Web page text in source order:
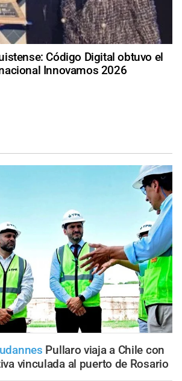
Código Digital obtuvo el
Innovamos 2026
Pullaro viaja a Chile con
vinculada al puerto de Rosario